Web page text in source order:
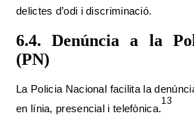
delictes d’odi i discriminació.
6.4. Denúncia a la
(PN)
La Policia Nacional facilita la
en línia, presencial i telefònica.
13